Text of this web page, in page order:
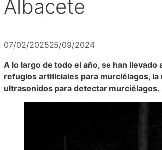
Albacete
07/02/202525/09/2024
A lo largo de todo el año, se han
refugios artificiales para murciélagos, la
ultrasonidos para detectar murciélagos.